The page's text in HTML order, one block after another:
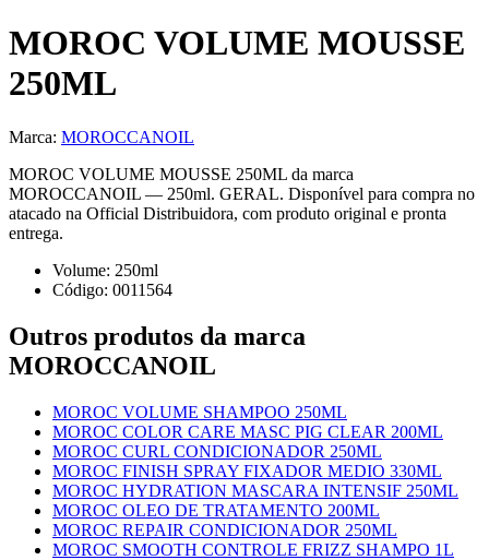
MOROC VOLUME MOUSSE
250ML
Marca: MOROCCANOIL
MOROC VOLUME MOUSSE 250ML da marca
MOROCCANOIL — 250ml. GERAL. Disponível para compra no
atacado na Official Distribuidora, com produto original e pronta
entrega.
Volume: 250ml
Código: 0011564
Outros produtos da marca
MOROCCANOIL
MOROC VOLUME SHAMPOO 250ML
MOROC COLOR CARE MASC PIG CLEAR 200ML
MOROC CURL CONDICIONADOR 250ML
MOROC FINISH SPRAY FIXADOR MEDIO 330ML
MOROC HYDRATION MASCARA INTENSIF 250ML
MOROC OLEO DE TRATAMENTO 200ML
MOROC REPAIR CONDICIONADOR 250ML
MOROC SMOOTH CONTROLE FRIZZ SHAMPO 1L